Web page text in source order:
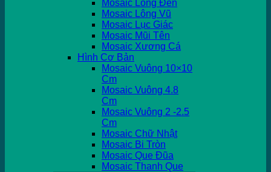
Mosaic Lồng Đèn
Mosaic Lông Vũ
Mosaic Lục Giác
Mosaic Mũi Tên
Mosaic Xương Cá
Hình Cơ Bản
Mosaic Vuông 10×10
Cm
Mosaic Vuông 4.8
Cm
Mosaic Vuông 2 -2.5
Cm
Mosaic Chữ Nhật
Mosaic Bi Tròn
Mosaic Que Đũa
Mosaic Thanh Que